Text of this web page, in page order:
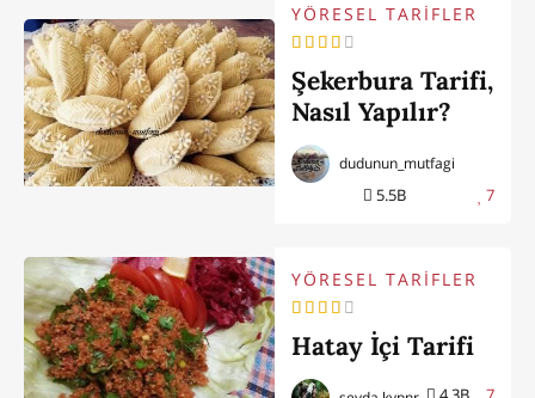
YÖRESEL TARİFLER
Şekerbura Tarifi,
Nasıl Yapılır?
(Azerbaycan
Mutfağından)
5.5B 7
dudunun_mutfagi
YÖRESEL TARİFLER
Hatay İçi Tarifi